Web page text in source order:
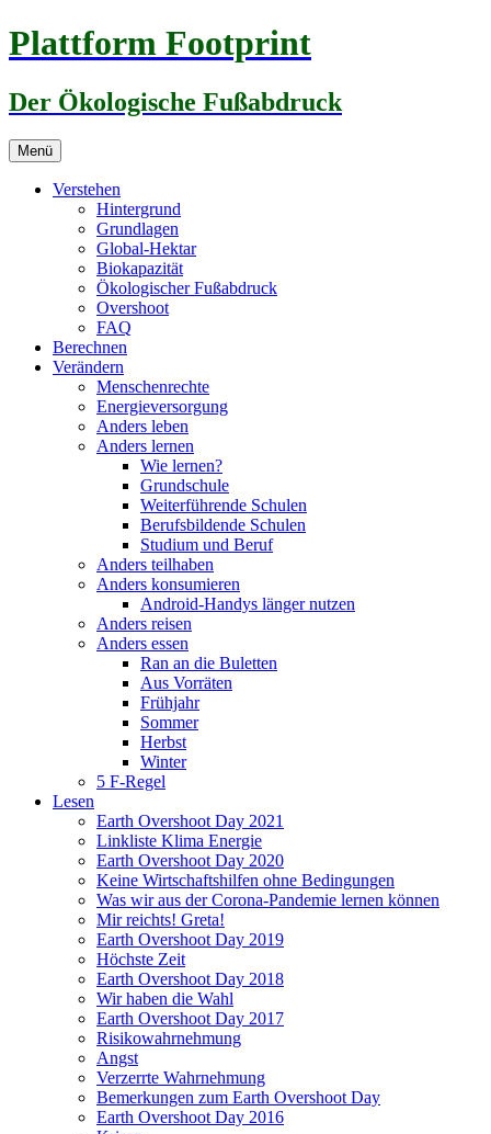
Zum
Inhalt
Plattform Footprint
Der Ökologische Fußabdruck
Menü
Verstehen
Hintergrund
Grundlagen
Global-Hektar
Biokapazität
Ökologischer Fußabdruck
Overshoot
FAQ
Berechnen
Verändern
Menschenrechte
Energieversorgung
Anders leben
Anders lernen
Wie lernen?
Grundschule
Weiterführende Schulen
Berufsbildende Schulen
Studium und Beruf
Anders teilhaben
Anders konsumieren
Android-Handys länger nutzen
Anders reisen
Anders essen
Ran an die Buletten
Aus Vorräten
Frühjahr
Sommer
Herbst
Winter
5 F-Regel
Lesen
Earth Overshoot Day 2021
Linkliste Klima Energie
Earth Overshoot Day 2020
Keine Wirtschaftshilfen ohne Bedingungen
Was wir aus der Corona-Pandemie lernen können
Mir reichts! Greta!
Earth Overshoot Day 2019
Höchste Zeit
Earth Overshoot Day 2018
Wir haben die Wahl
Earth Overshoot Day 2017
Risikowahrnehmung
Angst
Verzerrte Wahrnehmung
Bemerkungen zum Earth Overshoot Day
Earth Overshoot Day 2016